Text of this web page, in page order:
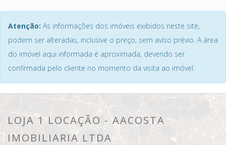
Atenção: As informações dos imóveis exibidos neste site,
podem ser alteradas, inclusive o preço, sem aviso prévio. A área
do imóvel aqui informada é aproximada, devendo ser
confirmada pelo cliente no momento da visita ao imóvel.
LOJA 1 LOCAÇÃO - AACOSTA
IMOBILIARIA LTDA